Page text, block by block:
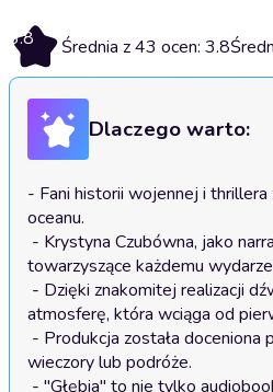
3.8 Średnia z 43 ocen: 3.8
Dlaczego warto:
- Fani historii wojennej i thrillera
oceanu.
towarzyszące każdemu
atmosferę, która wciąga od
wieczory lub podróże.